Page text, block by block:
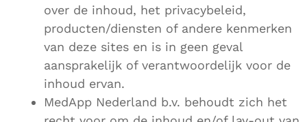
over de inhoud, het privacybeleid,
producten/diensten of andere kenmerken
van deze sites en is in geen geval
aansprakelijk of verantwoordelijk voor de
inhoud ervan.
MedApp Nederland b.v. behoudt zich het